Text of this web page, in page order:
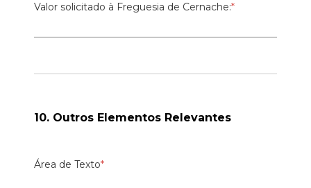
Valor solicitado à Freguesia de Cernache:*
10. Outros Elementos Relevantes
Área de Texto*